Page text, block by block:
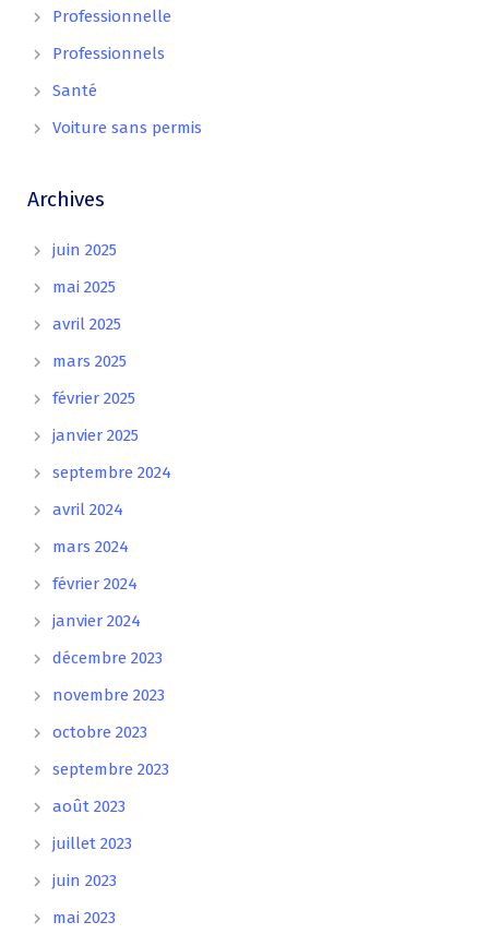
Professionnelle
Professionnels
Santé
Voiture sans permis
Archives
juin 2025
mai 2025
avril 2025
mars 2025
février 2025
janvier 2025
septembre 2024
avril 2024
mars 2024
février 2024
janvier 2024
décembre 2023
novembre 2023
octobre 2023
septembre 2023
août 2023
juillet 2023
juin 2023
mai 2023